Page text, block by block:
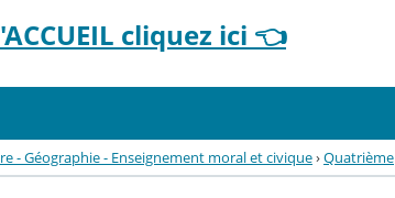
cliquez ici 👈
- Géographie - Enseignement moral et civique›Quatrième